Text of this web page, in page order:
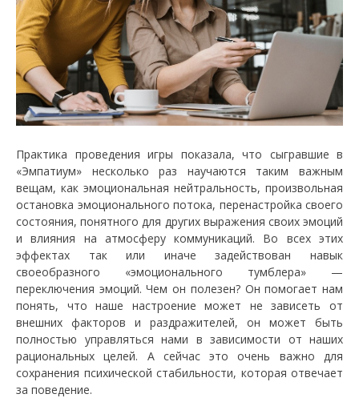
Практика проведения игры показала, что сыгравшие в
«Эмпатиум» несколько раз научаются таким важным
вещам, как эмоциональная нейтральность, произвольная
остановка эмоционального потока, перенастройка своего
состояния, понятного для других выражения своих эмоций
и влияния на атмосферу коммуникаций. Во всех этих
эффектах так или иначе задействован навык
своеобразного «эмоционального тумблера» —
переключения эмоций. Чем он полезен? Он помогает нам
понять, что наше настроение может не зависеть от
внешних факторов и раздражителей, он может быть
полностью управляться нами в зависимости от наших
рациональных целей. А сейчас это очень важно для
сохранения психической стабильности, которая отвечает
за поведение.